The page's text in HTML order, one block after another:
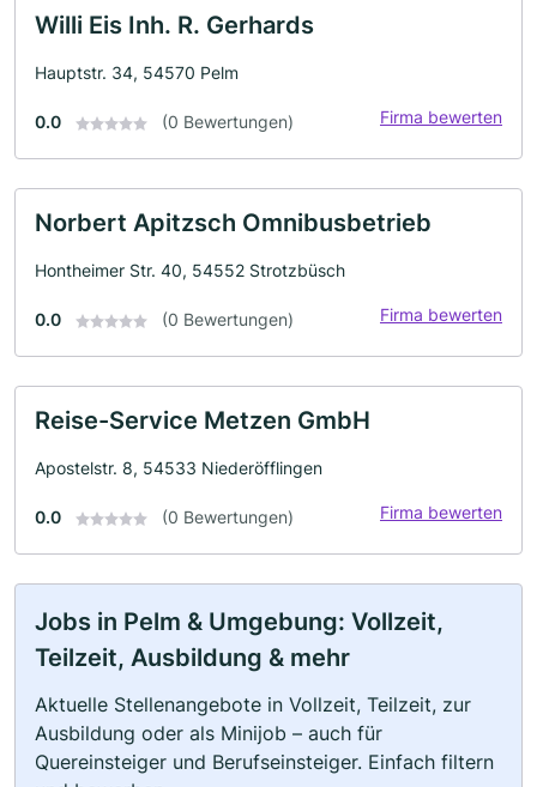
Willi Eis Inh. R. Gerhards
Hauptstr. 34, 54570 Pelm
0.0 (0 Bewertungen) Firma bewerten
Norbert Apitzsch Omnibusbetrieb
Hontheimer Str. 40, 54552 Strotzbüsch
0.0 (0 Bewertungen) Firma bewerten
Reise-Service Metzen GmbH
Apostelstr. 8, 54533 Niederöfflingen
0.0 (0 Bewertungen) Firma bewerten
Jobs in Pelm & Umgebung: Vollzeit,
Teilzeit, Ausbildung & mehr
Aktuelle Stellenangebote in Vollzeit, Teilzeit, zur
Ausbildung oder als Minijob – auch für
Quereinsteiger und Berufseinsteiger. Einfach filtern